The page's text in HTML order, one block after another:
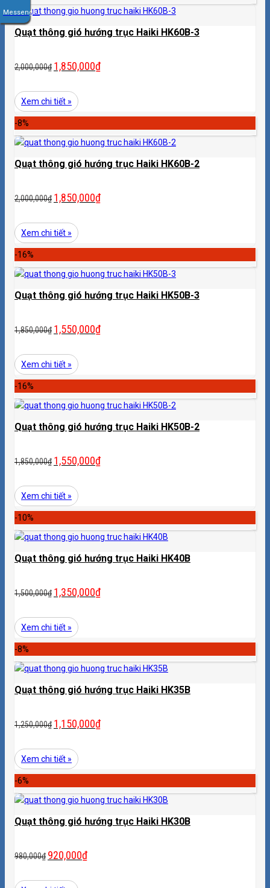
Quạt thông gió hướng trục Haiki HK60B-3
2,000,000₫ 1,850,000₫
Xem chi tiết »
-8%
Quạt thông gió hướng trục Haiki HK60B-2
2,000,000₫ 1,850,000₫
Xem chi tiết »
-16%
Quạt thông gió hướng trục Haiki HK50B-3
1,850,000₫ 1,550,000₫
Xem chi tiết »
-16%
Quạt thông gió hướng trục Haiki HK50B-2
1,850,000₫ 1,550,000₫
Xem chi tiết »
-10%
Quạt thông gió hướng trục Haiki HK40B
1,500,000₫ 1,350,000₫
Xem chi tiết »
-8%
Quạt thông gió hướng trục Haiki HK35B
1,250,000₫ 1,150,000₫
Xem chi tiết »
-6%
Quạt thông gió hướng trục Haiki HK30B
980,000₫ 920,000₫
Messenger